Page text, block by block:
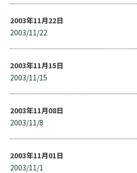
2003年11月22日
2003/11/22
2003年11月15日
2003/11/15
2003年11月08日
2003/11/8
2003年11月01日
2003/11/1